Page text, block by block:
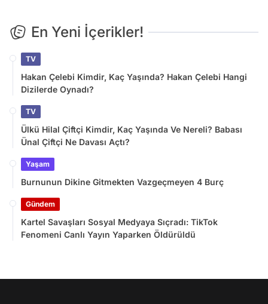
En Yeni İçerikler!
TV
Hakan Çelebi Kimdir, Kaç Yaşında? Hakan Çelebi Hangi
Dizilerde Oynadı?
TV
Ülkü Hilal Çiftçi Kimdir, Kaç Yaşında Ve Nereli? Babası
Ünal Çiftçi Ne Davası Açtı?
Yaşam
Burnunun Dikine Gitmekten Vazgeçmeyen 4 Burç
Gündem
Kartel Savaşları Sosyal Medyaya Sıçradı: TikTok
Fenomeni Canlı Yayın Yaparken Öldürüldü